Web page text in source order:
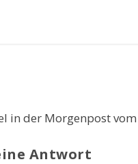
in der Morgenpost
Antwort